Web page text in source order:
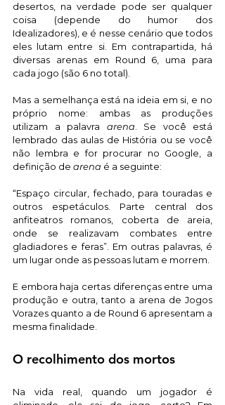
desertos, na verdade pode ser qualquer
coisa (depende do humor dos
Idealizadores), e é nesse cenário que todos
eles lutam entre si. Em contrapartida, há
diversas arenas em Round 6, uma para
cada jogo (são 6 no total).
Mas a semelhança está na ideia em si, e no
próprio nome: ambas as produções
utilizam a palavra arena. Se você está
lembrado das aulas de História ou se você
não lembra e for procurar no Google, a
definição de arena é a seguinte:
“Espaço circular, fechado, para touradas e
outros espetáculos. Parte central dos
anfiteatros romanos, coberta de areia,
onde se realizavam combates entre
gladiadores e feras”. Em outras palavras, é
um lugar onde as pessoas lutam e morrem.
E embora haja certas diferenças entre uma
produção e outra, tanto a arena de Jogos
Vorazes quanto a de Round 6 apresentam a
mesma finalidade.
O recolhimento dos mortos
Na vida real, quando um jogador é